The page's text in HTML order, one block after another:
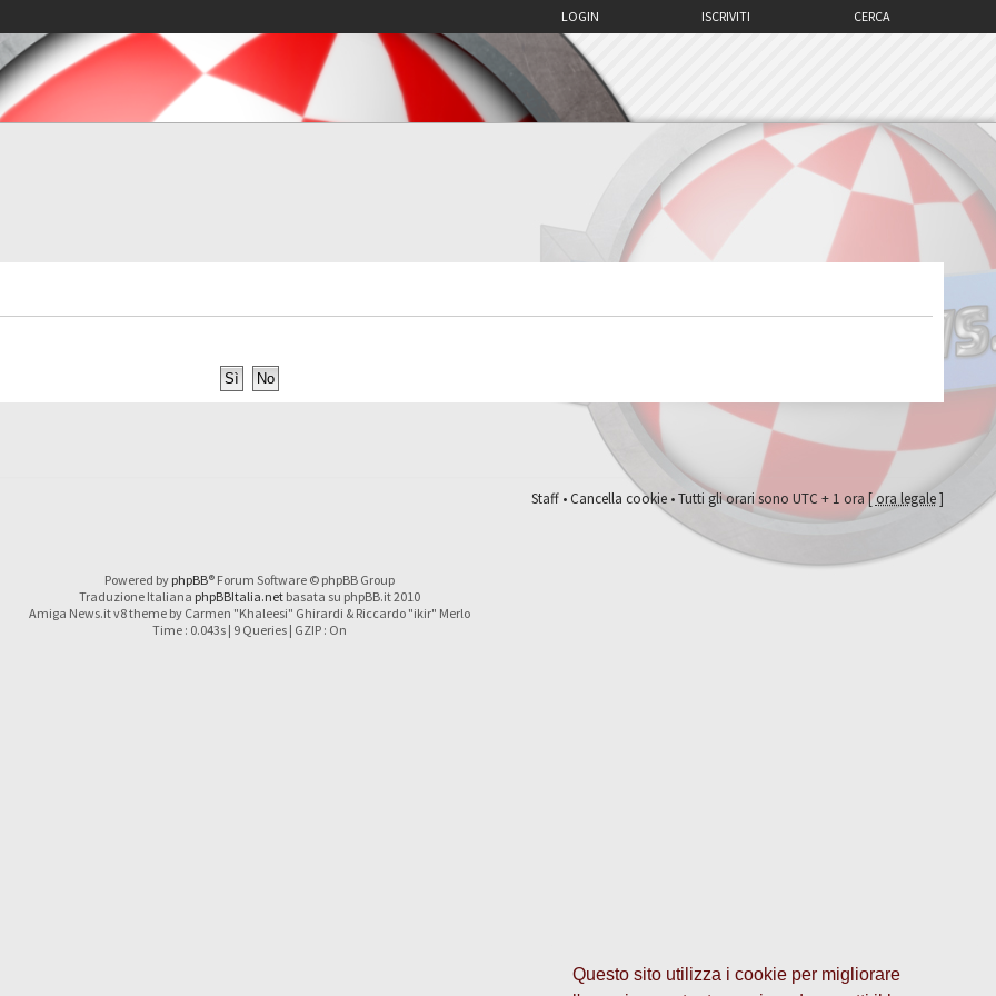
Questo sito utilizza i cookie per migliorare
CERCA
ISCRIVITI
LOGIN
Staff•Cancella cookie• Tutti gli orari sono UTC + 1 ora [ora legale]
Powered by phpBB® Forum Software © phpBB Group
Traduzione Italiana phpBBItalia.netbasata su phpBB.it 2010
Amiga News.it v8 theme by Carmen "Khaleesi" Ghirardi & Riccardo "ikir" Merlo
Time : 0.043s | 9 Queries | GZIP : On